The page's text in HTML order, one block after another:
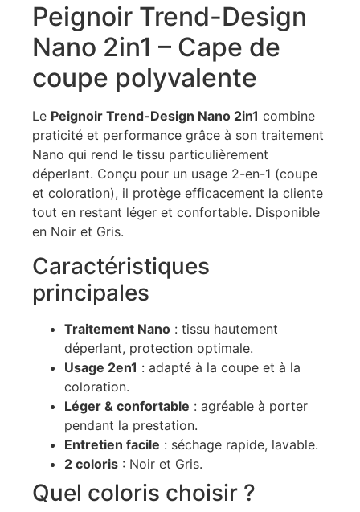
Peignoir Trend-Design
Nano 2in1 – Cape de
coupe polyvalente
Le Peignoir Trend-Design Nano 2in1 combine
praticité et performance grâce à son traitement
Nano qui rend le tissu particulièrement
déperlant. Conçu pour un usage 2-en-1 (coupe
et coloration), il protège efficacement la cliente
tout en restant léger et confortable. Disponible
en Noir et Gris.
Caractéristiques
principales
Traitement Nano : tissu hautement
déperlant, protection optimale.
Usage 2en1 : adapté à la coupe et à la
coloration.
Léger & confortable : agréable à porter
pendant la prestation.
Entretien facile : séchage rapide, lavable.
2 coloris : Noir et Gris.
Quel coloris choisir ?